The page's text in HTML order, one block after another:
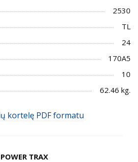
2530
TL
24
170A5
10
62.46 kg.
kortelę PDF formatu
TRAX